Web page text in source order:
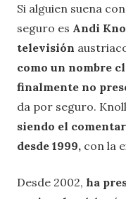
Si alguien suena
seguro es Andi
televisión
como un nombre
finalmente no
da por seguro.
siendo el
desde 1999, con la
Desde 2002, ha